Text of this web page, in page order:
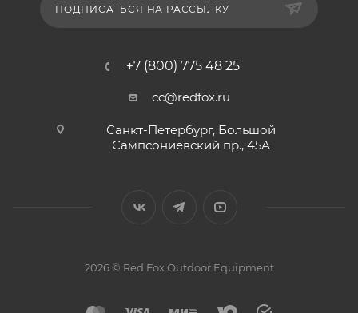
ПОДПИСАТЬСЯ НА РАССЫЛКУ
+7 (800) 775 48 25
cc@redfox.ru
Санкт-Петербург, Большой
Сампсониевский пр., 45А
2026 © Red Fox Outdoor Equipment